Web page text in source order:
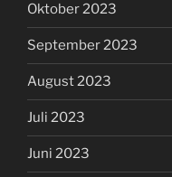
Oktober 2023
September 2023
August 2023
Juli 2023
Juni 2023